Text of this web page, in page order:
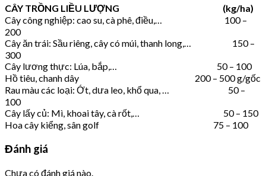
CÂY TRỒNG LIỀU LƯỢNG (kg/ha)
Cây công nghiệp: cao su, cà phê, điều,… 100 –
200
Cây ăn trái: Sầu riêng, cây có múi, thanh long,… 150 –
300
Cây lương thực: Lúa, bắp,… 50 – 100
Hồ tiêu, chanh dây 200 – 500 g/gốc
Rau màu các loại: Ớt, dưa leo, khổ qua, … 50 –
100
Cây lấy củ: Mì, khoai tây, cà rốt,… 50 – 150
Hoa cây kiểng, sân golf 75 – 100
Đánh giá
Chưa có đánh giá nào.